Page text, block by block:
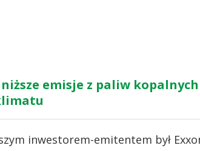
emisje z paliw
inwestorem-emitentem był